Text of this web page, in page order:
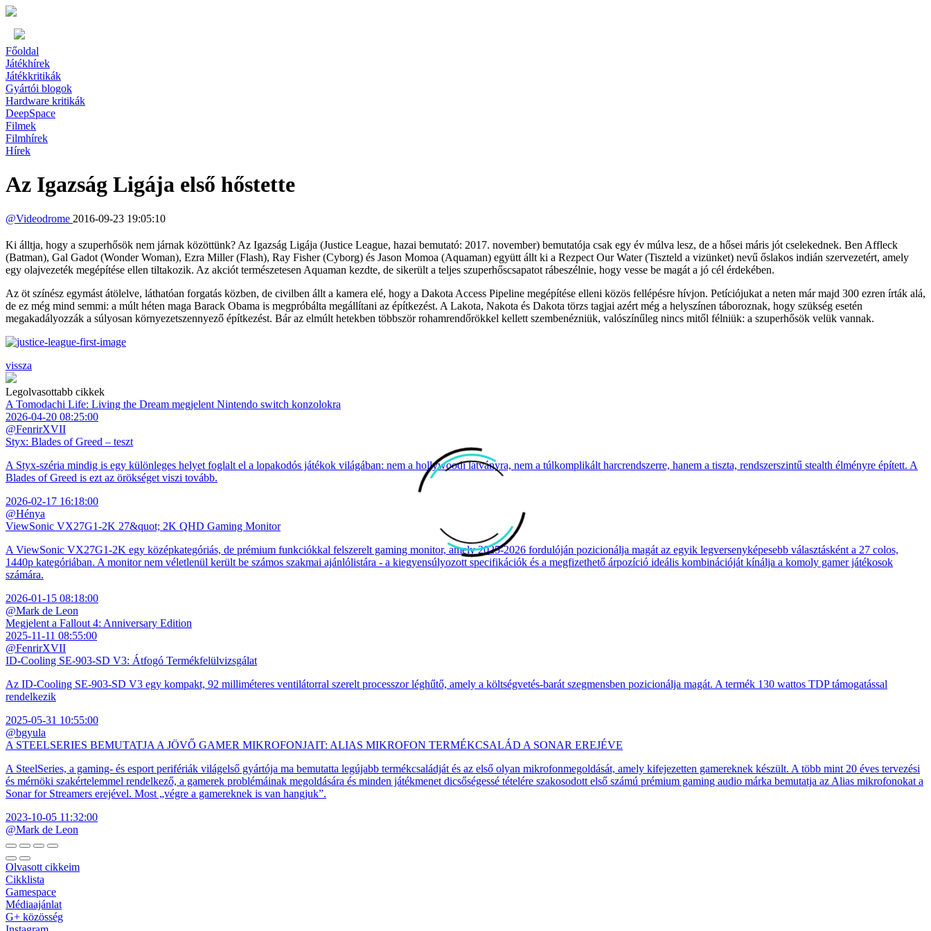
Főoldal
Játékhírek
Játékkritikák
Gyártói blogok
Hardware kritikák
DeepSpace
Filmek
Filmhírek
Hírek
Az Igazság Ligája első hőstette
@Videodrome 2016-09-23 19:05:10
Ki álltja, hogy a szuperhősök nem járnak közöttünk? Az Igazság Ligája (Justice League, hazai bemutató: 2017. november) bemutatója csak egy év múlva lesz, de a hősei máris jót cselekednek. Ben Affleck
(Batman), Gal Gadot (Wonder Woman), Ezra Miller (Flash), Ray Fisher (Cyborg) és Jason Momoa (Aquaman) együtt állt ki a Rezpect Our Water (Tiszteld a vizünket) nevű őslakos indián szervezetért, amely
egy olajvezeték megépítése ellen tiltakozik. Az akciót természetesen Aquaman kezdte, de sikerült a teljes szuperhőscsapatot rábeszélnie, hogy vesse be magát a jó cél érdekében.
Az öt színész egymást átölelve, láthatóan forgatás közben, de civilben állt a kamera elé, hogy a Dakota Access Pipeline megépítése elleni közös fellépésre hívjon. Petíciójukat a neten már majd 300 ezren írták alá,
de ez még mind semmi: a múlt héten maga Barack Obama is megpróbálta megállítani az építkezést. A Lakota, Nakota és Dakota törzs tagjai azért még a helyszínen táboroznak, hogy szükség esetén
megakadályozzák a súlyosan környezetszennyező építkezést. Bár az elmúlt hetekben többször rohamrendőrökkel kellett szembenézniük, valószínűleg nincs mitől félniük: a szuperhősök velük vannak.
vissza
Legolvasottabb cikkek
A Tomodachi Life: Living the Dream megjelent Nintendo switch konzolokra
2026-04-20 08:25:00
@FenrirXVII
Styx: Blades of Greed – teszt
A Styx-széria mindig is egy különleges helyet foglalt el a lopakodós játékok világában: nem a hollywoodi látványra, nem a túlkomplikált harcrendszerre, hanem a tiszta, rendszerszintű stealth élményre épített. A
Blades of Greed is ezt az örökséget viszi tovább.
2026-02-17 16:18:00
@Hénya
ViewSonic VX27G1-2K 27&quot; 2K QHD Gaming Monitor
A ViewSonic VX27G1-2K egy középkategóriás, de prémium funkciókkal felszerelt gaming monitor, amely 2025-2026 fordulóján pozicionálja magát az egyik legversenyképesebb választásként a 27 colos,
1440p kategóriában. A monitor nem véletlenül került be számos szakmai ajánlólistára - a kiegyensúlyozott specifikációk és a megfizethető árpozíció ideális kombinációját kínálja a komoly gamer játékosok
számára.
2026-01-15 08:18:00
@Mark de Leon
Megjelent a Fallout 4: Anniversary Edition
2025-11-11 08:55:00
@FenrirXVII
ID-Cooling SE-903-SD V3: Átfogó Termékfelülvizsgálat
Az ID-Cooling SE-903-SD V3 egy kompakt, 92 milliméteres ventilátorral szerelt processzor léghűtő, amely a költségvetés-barát szegmensben pozicionálja magát. A termék 130 wattos TDP támogatással
rendelkezik
2025-05-31 10:55:00
@bgyula
A STEELSERIES BEMUTATJA A JÖVŐ GAMER MIKROFONJAIT: ALIAS MIKROFON TERMÉKCSALÁD A SONAR EREJÉVE
A SteelSeries, a gaming- és esport perifériák világelső gyártója ma bemutatta legújabb termékcsaládját és az első olyan mikrofonmegoldását, amely kifejezetten gamereknek készült. A több mint 20 éves tervezési
és mérnöki szakértelemmel rendelkező, a gamerek problémáinak megoldására és minden játékmenet dicsőségessé tételére szakosodott első számú prémium gaming audio márka bemutatja az Alias mikrofonokat a
Sonar for Streamers erejével. Most „végre a gamereknek is van hangjuk”.
2023-10-05 11:32:00
@Mark de Leon
Olvasott cikkeim
Cikklista
Gamespace
Médiaajánlat
G+ közösség